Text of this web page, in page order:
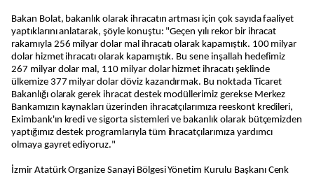
Bakan Bolat, bakanlık olarak ihracatın artması için çok sayıda faaliyet
yaptıklarını anlatarak, şöyle konuştu: "Geçen yılı rekor bir ihracat
rakamıyla 256 milyar dolar mal ihracatı olarak kapamıştık. 100 milyar
dolar hizmet ihracatı olarak kapamıştık. Bu sene inşallah hedefimiz
267 milyar dolar mal, 110 milyar dolar hizmet ihracatı şeklinde
ülkemize 377 milyar dolar döviz kazandırmak. Bu noktada Ticaret
Bakanlığı olarak gerek ihracat destek modüllerimiz gerekse Merkez
Bankamızın kaynakları üzerinden ihracatçılarımıza reeskont kredileri,
Eximbank'ın kredi ve sigorta sistemleri ve bakanlık olarak bütçemizden
yaptığımız destek programlarıyla tüm ihracatçılarımıza yardımcı
olmaya gayret ediyoruz."
İzmir Atatürk Organize Sanayi Bölgesi Yönetim Kurulu Başkanı Cenk